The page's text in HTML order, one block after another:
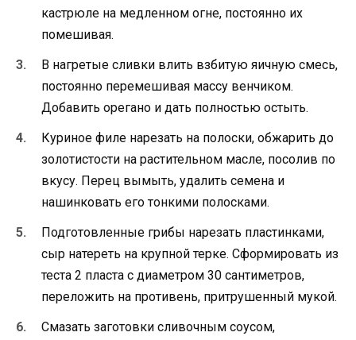
кастрюле на медленном огне, постоянно их
помешивая.
В нагретые сливки влить взбитую яичную смесь,
постоянно перемешивая массу венчиком.
Добавить орегано и дать полностью остыть.
Куриное филе нарезать на полоски, обжарить до
золотистости на растительном масле, посолив по
вкусу. Перец вымыть, удалить семена и
нашинковать его тонкими полосками.
Подготовленные грибы нарезать пластинками,
сыр натереть на крупной терке. Сформировать из
теста 2 пласта с диаметром 30 сантиметров,
переложить на противень, притрушенный мукой.
Смазать заготовки сливочным соусом,